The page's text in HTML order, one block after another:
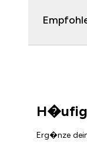
H�ufig
Erg�nze